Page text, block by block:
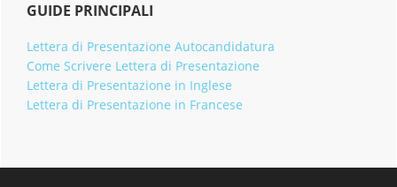
GUIDE PRINCIPALI
Lettera di Presentazione Autocandidatura
Come Scrivere Lettera di Presentazione
Lettera di Presentazione in Inglese
Lettera di Presentazione in Francese